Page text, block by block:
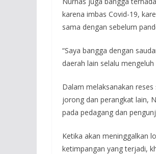
karena imbas Covid-19,
sama dengan sebelum
“Saya bangga dengan
daerah lain selalu
Dalam melaksanakan
jorong dan perangkat lain,
pada pedagang dan
Ketika akan meninggalkan
ketimpangan yang terjadi,